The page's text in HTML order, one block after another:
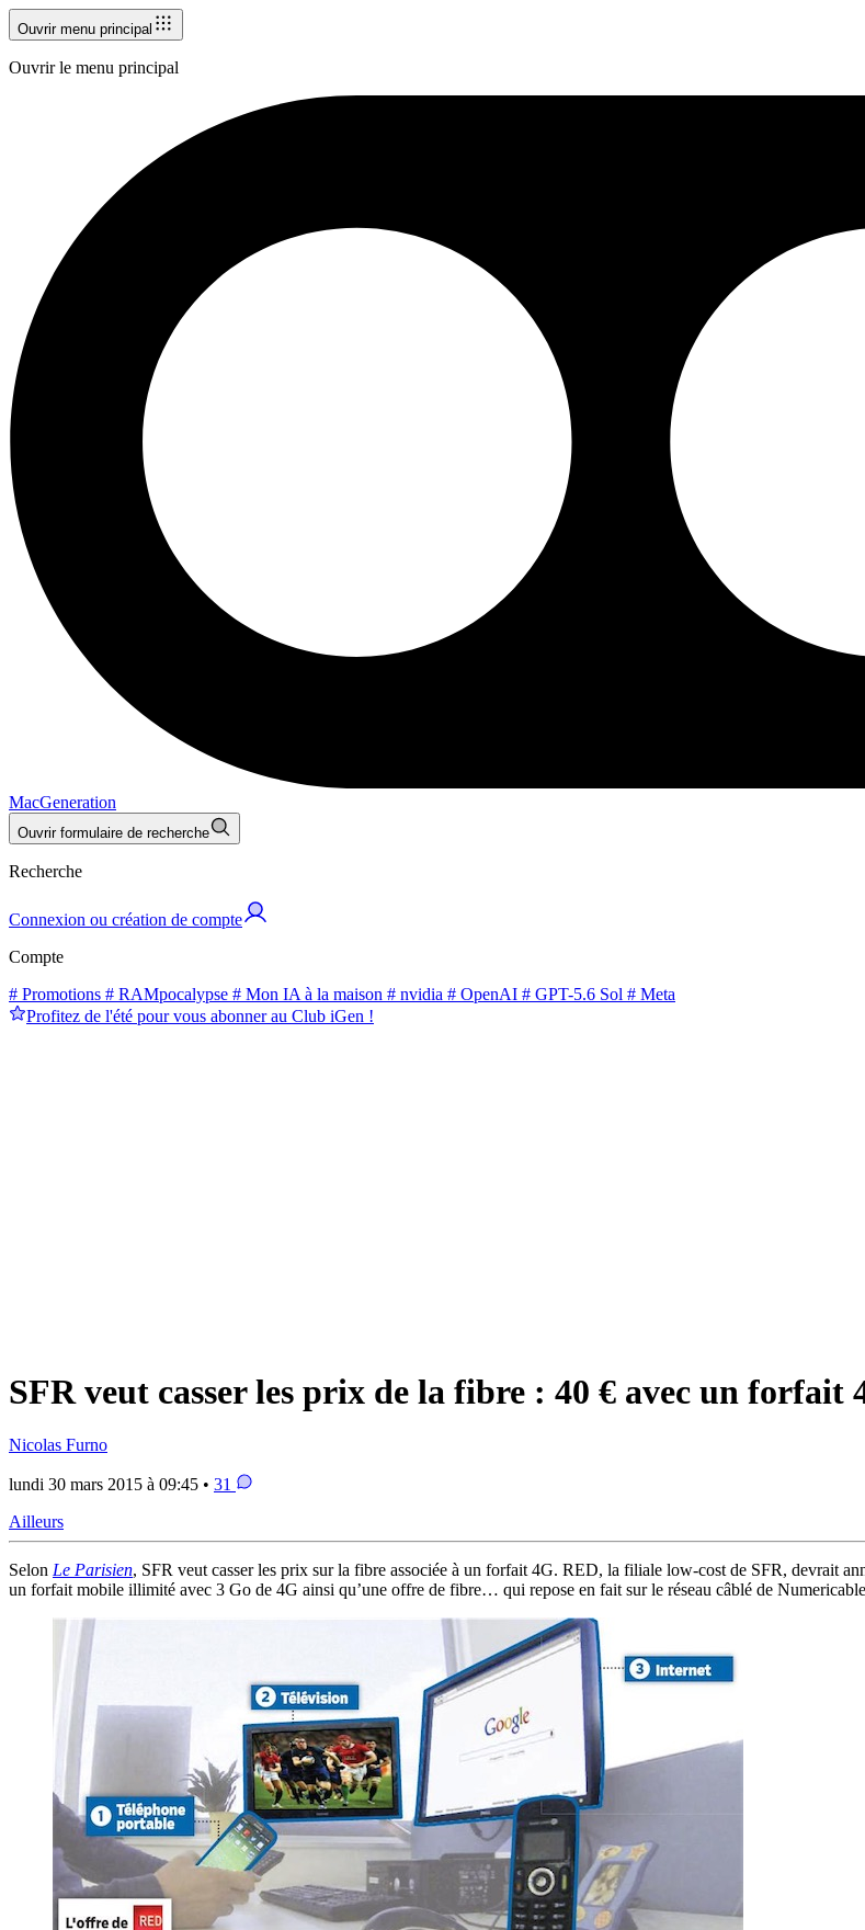
Ouvrir menu principal
Ouvrir le menu principal
MacGeneration
Ouvrir formulaire de recherche
Recherche
Connexion ou création de compte
Compte
# Promotions # RAMpocalypse # Mon IA à la maison # nvidia # OpenAI # GPT-5.6 Sol # Meta
Profitez de l'été pour vous abonner au Club iGen !
SFR veut casser les prix de la fibre : 40 € avec un forfait
Nicolas Furno
lundi 30 mars 2015 à 09:45 • 31
Ailleurs
Selon Le Parisien, SFR veut casser les prix sur la fibre associée à un forfait 4G. RED, la filiale low-cost de SFR, devrait
un forfait mobile illimité avec 3 Go de 4G ainsi qu’une offre de fibre… qui repose en fait sur le réseau câblé de